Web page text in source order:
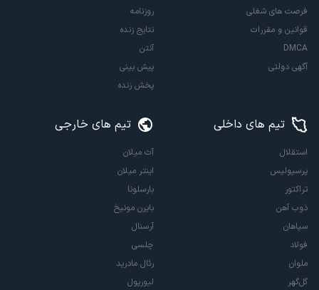
فرصت های شغلی
قوانین و مقررات
DMCA
آگهی دولتی
روزنامه
نتایج زنده
آنتن
پیش بینی
پخش زنده
تیم های داخلی
استقلال
پرسپولیس
تراکتور
ذوب آهن
سپاهان
فولاد
ملوان
گل‌گهر
تیم های خارجی
آث میلان
اینتر میلان
بارسلونا
بایرن مونیخ
آرسنال
چلسی
رئال مادرید
لیورپول